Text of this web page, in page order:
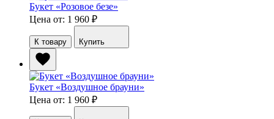
Букет «Розовое безе»
Цена от: 1 960 ₽
К товару Купить
Букет «Воздушное брауни»
Цена от: 1 960 ₽